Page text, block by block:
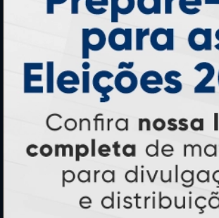
HORÁRIOS
8:30h às 12h e 13h às 17:00h (dias úteis).
Telefones:
(41) 4063-6060
(11) 3090-0035
Mensagens:
Horário: 8:30h às 12h e 13h às 17:00h (dias
úteis).